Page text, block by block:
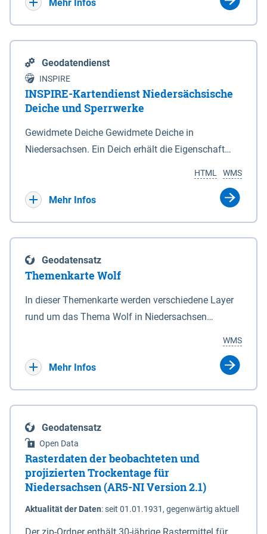
Mehr Infos
Geodatendienst
INSPIRE
INSPIRE-Kartendienst Niedersächsische
Deiche und Sperrwerke
Gewidmete Deiche Gewidmete Deiche in
Niedersachsen. Ein Deich erhält die Eigenschaft
Deichbehörde durch Verordnung ausspricht. Für
enthalten. Sperrwerke Sperrwerke sind Bauwerke
mit Sperrvorrichtungen in Tidegewässern, die dem
Schutz eines Gebietes vor erhöhten Tiden, vor allem
vor Sturmfluten, zu dienen bestimmt sind (§2 Abs.3
Eigenschaft eines Sperrwerkes durch Widmung, die
die Deichbehörde durch Verordnung ausspricht.
WMS
HTML
Mehr Infos
Geodatensatz
Themenkarte Wolf
In dieser Themenkarte werden verschiedene Layer
rund um das Thema Wolf in Niedersachsen
sowie Status der bestehenden Wolfsterritorien im
laufenden Monitoringjahr.
WMS
Mehr Infos
Geodatensatz
Open Data
Rasterdaten der beobachteten und
projizierten Trockentage für
Niedersachsen (AR5-NI Version 2.1)
Aktualität der Daten:seit 01.01.1931, gegenwärtig aktuell